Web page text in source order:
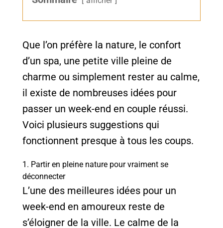
Que l’on préfère la nature, le confort
d’un spa, une petite ville pleine de
charme ou simplement rester au calme,
il existe de nombreuses idées pour
passer un week-end en couple réussi.
Voici plusieurs suggestions qui
fonctionnent presque à tous les coups.
1. Partir en pleine nature pour vraiment se
déconnecter
L’une des meilleures idées pour un
week-end en amoureux reste de
s’éloigner de la ville. Le calme de la